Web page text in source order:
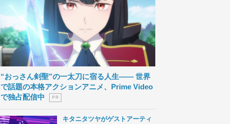
“おっさん剣聖”の一太刀に宿る人生―― 世界
で話題の本格アクションアニメ、Prime Video
で独占配信中
P R
キタニタツヤがゲストアーティ